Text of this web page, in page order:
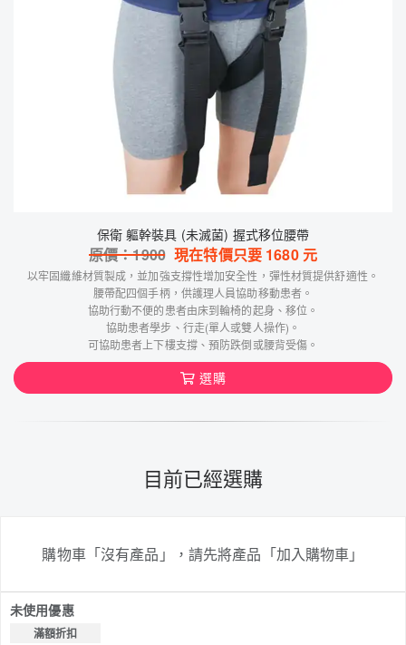
保衛 軀幹裝具 (未滅菌) 握式移位腰帶
原價：1900 現在特價只要 1680元
以牢固纖維材質製成，並加強支撐性增加安全性，彈性材質提供舒適性。
腰帶配四個手柄，供護理人員協助移動患者。
協助行動不便的患者由床到輪椅的起身、移位。
協助患者學步、行走(單人或雙人操作)。
可協助患者上下樓支撐、預防跌倒或腰背受傷。
選購
目前已經選購
購物車「沒有產品」，請先將產品「加入購物車」
未使用優惠
滿額折扣